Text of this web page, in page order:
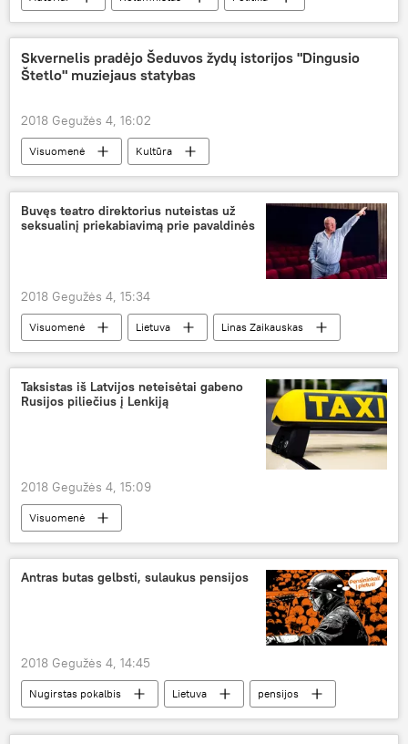
Lietuva
Saulius Skvernelis
mitingas
emigracija
gydytojai
Skvernelis pradėjo Šeduvos žydų istorijos "Dingusio
Štetlo" muziejaus statybas
2018 Gegužės 4, 16:02
Visuomenė
Kultūra
Žydų bendruomenė Lietuvoje
Lietuva
Šeduva
žydai
Buvęs teatro direktorius nuteistas už
seksualinį priekabiavimą prie pavaldinės
2018 Gegužės 4, 15:34
Visuomenė Lietuva
Linas Zaikauskas
seksualinis priekabiavimas
Taksistas iš Latvijos neteisėtai gabeno
Rusijos piliečius į Lenkiją
2018 Gegužės 4, 15:09
Visuomenė
Kontrabanda, dokumentų klastojimas ir kiti įvykiai Lietuvos pasienyje
Lietuva
Lenkija
Latvija
Antras butas gelbsti, sulaukus pensijos
2018 Gegužės 4, 14:45
Nugirstas pokalbis Lietuva
pensijos
pensininkai
butų nuoma